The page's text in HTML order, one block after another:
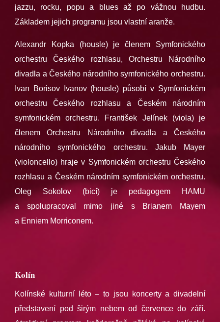
jazzu, rocku, popu a blues až po vážnou hudbu.
Základem jejich programu jsou vlastní aranže.
Alexandr Kopka (housle) je členem Symfonického
orchestru Českého rozhlasu, Orchestru Národního
divadla a Českého národního symfonického orchestru.
Ivan Borisov Ivanov (housle) působí v Symfonickém
orchestru Českého rozhlasu a Českém národním
symfonickém orchestru. František Jelínek (viola) je
členem Orchestru Národního divadla a Českého
národního symfonického orchestru. Jakub Mayer
(violoncello) hraje v Symfonickém orchestru Českého
rozhlasu a Českém národním symfonickém orchestru.
Oleg Sokolov (bicí) je pedagogem HAMU
a spolupracoval mimo jiné s Brianem Mayem
a Enniem Morriconem.
Kolín
Kolínské kulturní léto – to jsou koncerty a divadelní
představení pod širým nebem od července do září.